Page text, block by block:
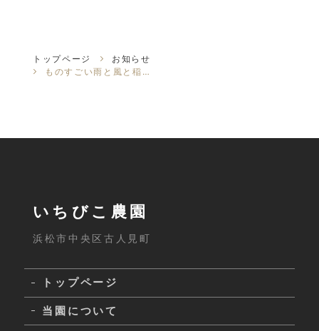
トップページ
お知らせ
ものすごい雨と風と稲妻。
いちびこ農園
浜松市中央区古人見町
トップページ
当園について